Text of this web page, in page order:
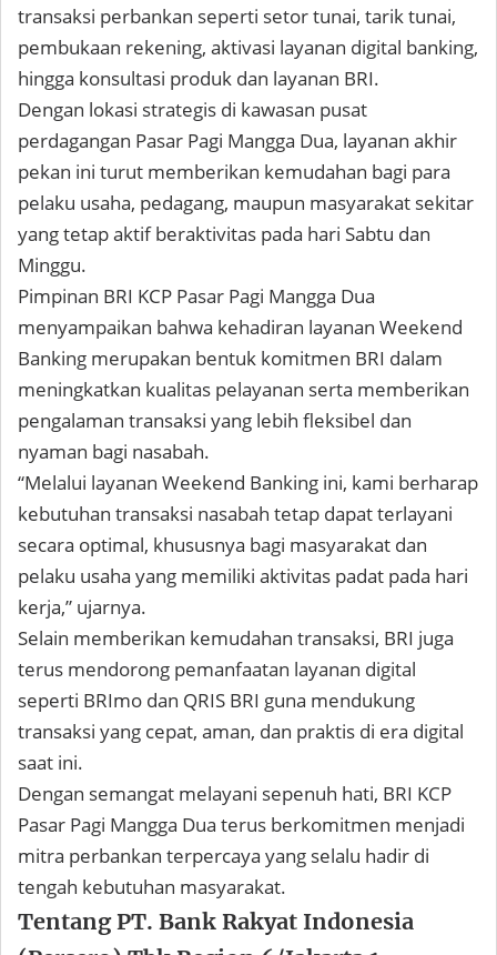
transaksi perbankan seperti setor tunai, tarik tunai,
pembukaan rekening, aktivasi layanan digital banking,
hingga konsultasi produk dan layanan BRI.
Dengan lokasi strategis di kawasan pusat
perdagangan Pasar Pagi Mangga Dua, layanan akhir
pekan ini turut memberikan kemudahan bagi para
pelaku usaha, pedagang, maupun masyarakat sekitar
yang tetap aktif beraktivitas pada hari Sabtu dan
Minggu.
Pimpinan BRI KCP Pasar Pagi Mangga Dua
menyampaikan bahwa kehadiran layanan Weekend
Banking merupakan bentuk komitmen BRI dalam
meningkatkan kualitas pelayanan serta memberikan
pengalaman transaksi yang lebih fleksibel dan
nyaman bagi nasabah.
“Melalui layanan Weekend Banking ini, kami berharap
kebutuhan transaksi nasabah tetap dapat terlayani
secara optimal, khususnya bagi masyarakat dan
pelaku usaha yang memiliki aktivitas padat pada hari
kerja,” ujarnya.
Selain memberikan kemudahan transaksi, BRI juga
terus mendorong pemanfaatan layanan digital
seperti BRImo dan QRIS BRI guna mendukung
transaksi yang cepat, aman, dan praktis di era digital
saat ini.
Dengan semangat melayani sepenuh hati, BRI KCP
Pasar Pagi Mangga Dua terus berkomitmen menjadi
mitra perbankan terpercaya yang selalu hadir di
tengah kebutuhan masyarakat.
Tentang PT. Bank Rakyat Indonesia